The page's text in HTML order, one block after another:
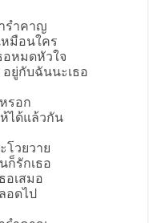
รำคาญ
หมือนใคร
อหมดหัวใจ
ยู่กับฉันนะเธอ
รอก
ได้แล้วกัน
โวยวาย
ก็รักเธอ
อเสมอ
อดไป